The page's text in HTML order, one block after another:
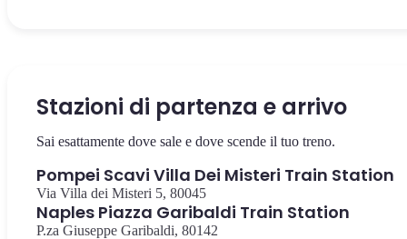
Stazioni di partenza e arrivo
Sai esattamente dove sale e dove scende il tuo treno.
Pompei Scavi Villa Dei Misteri Train Station
Via Villa dei Misteri 5, 80045
Naples Piazza Garibaldi Train Station
P.za Giuseppe Garibaldi, 80142